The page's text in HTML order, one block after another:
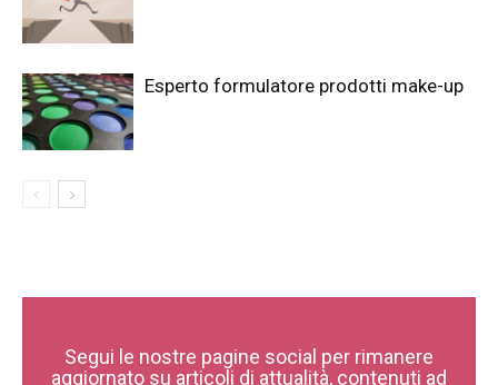
Esperto formulatore prodotti make-up
Segui le nostre pagine social per rimanere
aggiornato su articoli di attualità, contenuti ad